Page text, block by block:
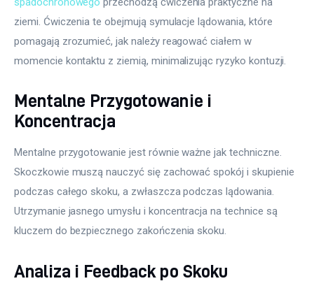
ziemi. Ćwiczenia te obejmują symulacje lądowania, które
pomagają zrozumieć, jak należy reagować ciałem w
momencie kontaktu z ziemią, minimalizując ryzyko kontuzji.
Mentalne Przygotowanie i
Koncentracja
Mentalne przygotowanie jest równie ważne jak techniczne.
Skoczkowie muszą nauczyć się zachować spokój i skupienie
podczas całego skoku, a zwłaszcza podczas lądowania.
Utrzymanie jasnego umysłu i koncentracja na technice są
kluczem do bezpiecznego zakończenia skoku.
Analiza i Feedback po Skoku